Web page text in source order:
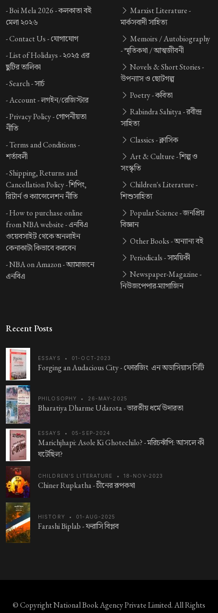
-Boi Mela 2026 -কলকাতা বই
মেলা ২০২৬
-Contact Us -যোগাযোগ
-List of Holidays -২০২৫ এর
ছুটির তালিকা
-Search -সার্চ
-Account -লগইন/রেজিস্টার
-Privacy Policy -গোপনীয়তা
নীতি
-Terms and Conditions -
শর্তাবলী
-Shipping, Returns and
Cancellation Policy -শিপিং,
রিটার্ন ও ক্যান্সেলেশন নীতি
-How to purchase online
from NBA website -এনবিএ
ওয়েবসাইট থেকে অনলাইন
কেনাকাটা কিভাবে করবেন
-NBA on Amazon -অ্যামাজনে
এনবিএ
Marxist Literature -
মার্কসবাদী সাহিত্য
Memoirs / Autobiography
-স্মৃতিকথা / আত্মজীবনী
Novels & Short Stories -
উপন্যাস ও ছোটগল্প
Poetry -কবিতা
Rabindra Sahitya -রবীন্দ্র
সাহিত্য
Classics -ক্লাসিক
Art & Culture -শিল্প ও
সংস্কৃতি
Children's Literature -
শিশুসাহিত্য
Popular Science -জনপ্রিয়
বিজ্ঞান
Other Books -অন্যান্য বই
Periodicals -সাময়িকী
Newspaper-Magazine -
নিউজপেপার-ম্যাগাজিন
Recent Posts
ESSAYS • 01-OCT-2023
Forging an Audacious City -ফোরজিং এন অডাসিয়াস সিটি
PHILOSOPHY • 26-MAY-2025
Bharatiya Dharme Udarota -ভারতীয় ধর্মে উদারতা
ESSAYS • 05-SEP-2024
Marichjhapi: Asole Ki Ghotechilo? -মরিচঝাঁপি: আসলে কী
ঘটেছিল?
CHILDREN'S LITERATURE • 18-NOV-2023
Chiner Rupkatha -চীনের রূপকথা
HISTORY • 01-AUG-2025
Farashi Biplab -ফরাসি বিপ্লব
© CopyrightNational Book Agency Private Limited. All Rights